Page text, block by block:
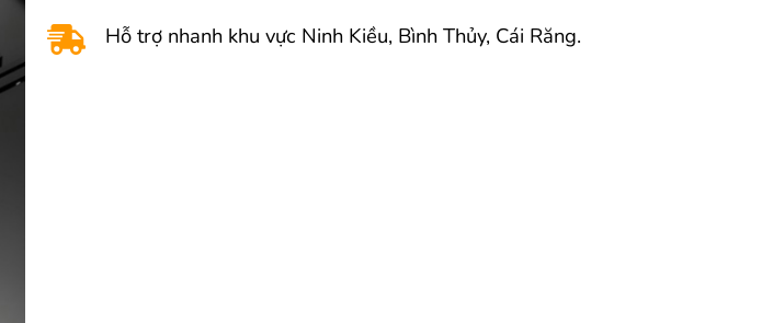
Hỗ trợ nhanh khu vực Ninh Kiều, Bình Thủy, Cái Răng.